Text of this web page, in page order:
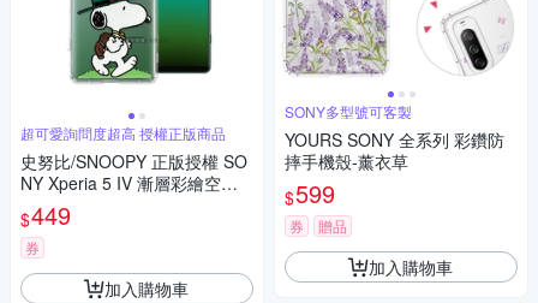
超可愛詢問度超高 授權正版商品
史努比/SNOOPY 正版授權 SO
NY Xperia 5 IV 漸層彩繪空壓
手機殼(郊遊)
$449
券
加入購物車
SONY多型號可客製
YOURS SONY 全系列 彩鑽防
摔手機殼-薰衣草
$599
券 贈品
加入購物車